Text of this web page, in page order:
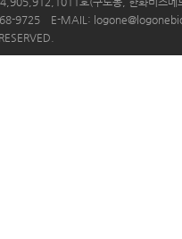
9725 E-MAIL: